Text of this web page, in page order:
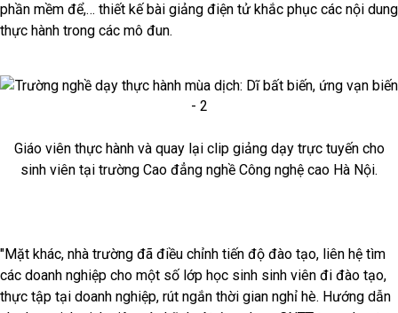
phần mềm để,… thiết kế bài giảng điện tử khắc phục các nội dung
thực hành trong các mô đun.
Giáo viên thực hành và quay lại clip giảng dạy trực tuyến cho
sinh viên tại trường Cao đẳng nghề Công nghệ cao Hà Nội.
"Mặt khác, nhà trường đã điều chỉnh tiến độ đào tạo, liên hệ tìm
các doanh nghiệp cho một số lớp học sinh sinh viên đi đào tạo,
thực tập tại doanh nghiệp, rút ngắn thời gian nghỉ hè. Hướng dẫn